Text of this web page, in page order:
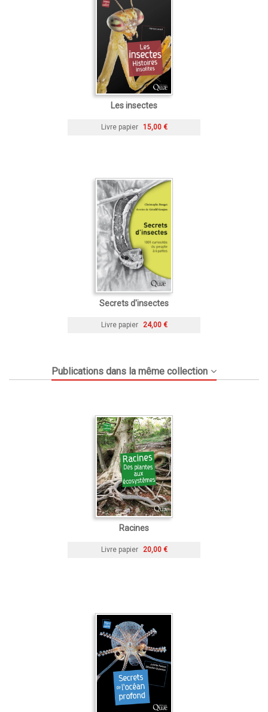
Les insectes
Livre papier 15,00 €
Secrets d'insectes
Livre papier 24,00 €
Publications dans la même collection
Racines
Livre papier 20,00 €